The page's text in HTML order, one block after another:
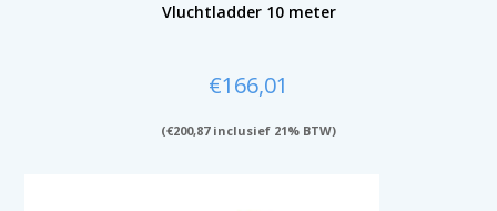
Vluchtladder 10 meter
€166,01
(€200,87inclusief 21% BTW)